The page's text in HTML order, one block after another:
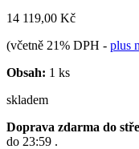
14 119,00 Kč
(včetně 21% DPH - plus
Obsah: 1 ks
skladem
Doprava zdarma do
do 23:59 .